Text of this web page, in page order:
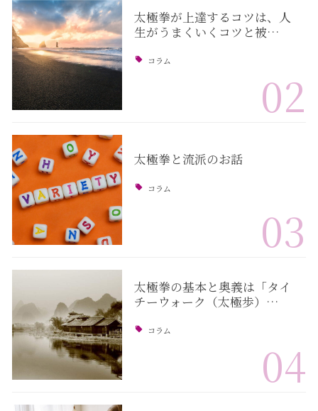
太極拳が上達するコツは、人
生がうまくいくコツと被…
コラム
02
太極拳と流派のお話
コラム
03
太極拳の基本と奥義は「タイ
チーウォーク（太極歩）…
コラム
04